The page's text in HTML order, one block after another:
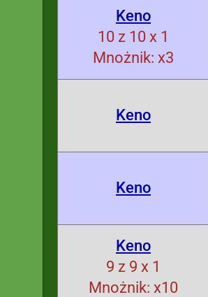
Keno
10 z 10 x 1
Mnożnik: x3
Keno
Keno
Keno
9 z 9 x 1
Mnożnik: x10